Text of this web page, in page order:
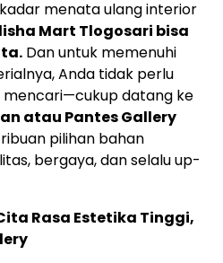
menata ulang interior
Mart Tlogosari bisa
Dan untuk memenuhi
Anda tidak perlu
mencari—cukup datang ke
atau Pantes Gallery
pilihan bahan
bergaya, dan selalu up-
Rasa Estetika Tinggi,